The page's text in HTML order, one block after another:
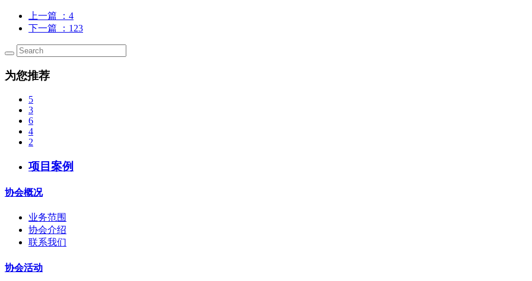
上一篇
：4
下一篇
：123
为您推荐
5
3
6
4
2
项目案例
协会概况
业务范围
协会介绍
联系我们
协会活动